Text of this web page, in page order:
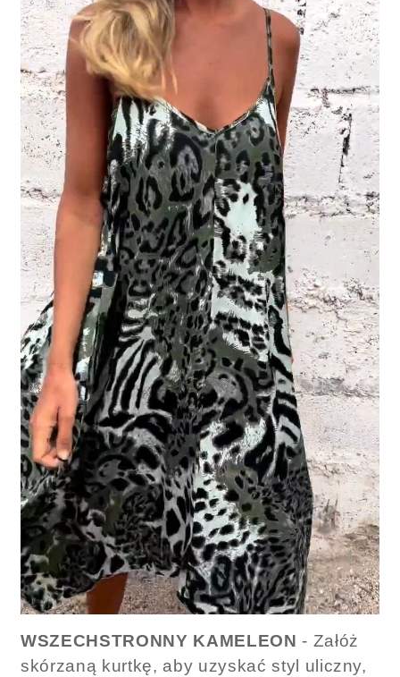
WSZECHSTRONNY KAMELEON- Załóż
skórzaną kurtkę, aby uzyskać styl uliczny,